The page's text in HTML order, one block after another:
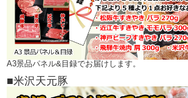
A3景品パネル&目録でお届けします。
■米沢天元豚